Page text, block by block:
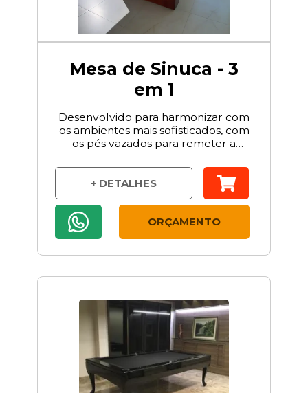
Mesa de Sinuca - 3
em 1
Desenvolvido para harmonizar com
os ambientes mais sofisticados, com
os pés vazados para remeter a
+ DETALHES
ORÇAMENTO